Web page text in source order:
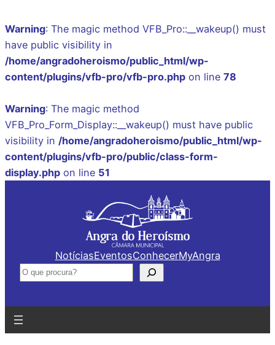
Warning: The magic method VFB_Pro::__wakeup() must
have public visibility in
/home/angradoheroismo/public_html/wp-
content/plugins/vfb-pro/vfb-pro.php on line 78
Warning: The magic method
VFB_Pro_Form_Display::__wakeup() must have public
visibility in /home/angradoheroismo/public_html/wp-
content/plugins/vfb-pro/public/class-form-
display.php on line 51
NotíciasEventosConhecerMyAngra
Pesquisar